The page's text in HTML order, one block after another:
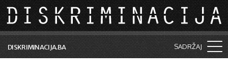
Skip to main content
DISKRIMINACIJA.BA SADRŽAJ